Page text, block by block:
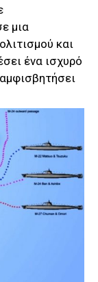
μια
και
ένα ισχυρό